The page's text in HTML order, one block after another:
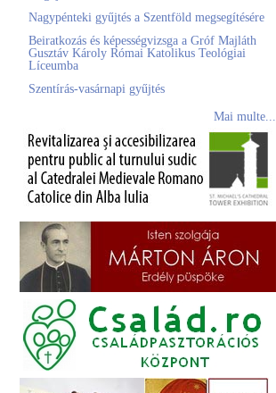
Nagypénteki gyűjtés a Szentföld megsegítésére
Beiratkozás és képességvizsga a Gróf Majláth
Gusztáv Károly Római Katolikus Teológiai
Líceumba
Szentírás-vasárnapi gyűjtés
Mai multe...